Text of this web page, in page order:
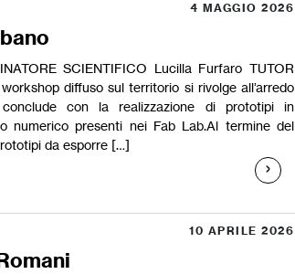
4 MAGGIO 2026
SCIENTIFICO Lucilla Furfaro TUTOR
diffuso sul territorio si rivolge all’arredo
con la realizzazione di prototipi in
numerico presenti nei Fab Lab.Al termine del
da esporre […]
10 APRILE 2026